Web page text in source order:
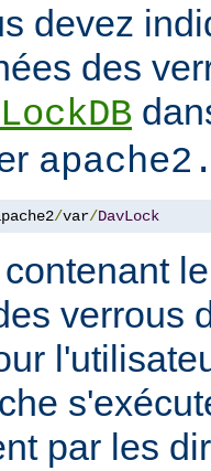
devez
des
/var/DavLock
verrous
par les